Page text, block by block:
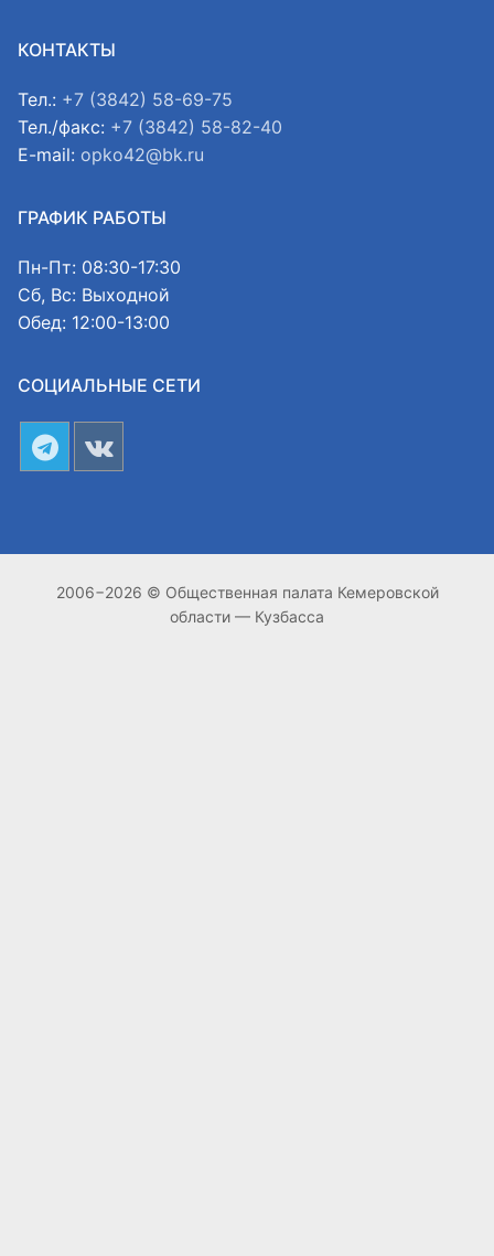
КОНТАКТЫ
Тел.: +7 (3842) 58-69-75
Тел./факс: +7 (3842) 58-82-40
E-mail: opko42@bk.ru
ГРАФИК РАБОТЫ
Пн-Пт: 08:30-17:30
Сб, Вс: Выходной
Обед: 12:00-13:00
СОЦИАЛЬНЫЕ СЕТИ
2006−2026 © Общественная палата Кемеровской
области — Кузбасса